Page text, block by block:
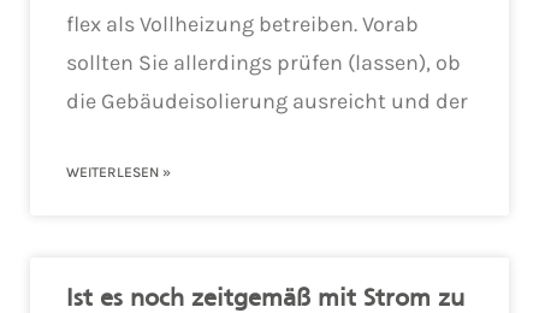
flex als Vollheizung betreiben. Vorab
sollten Sie allerdings prüfen (lassen), ob
die Gebäudeisolierung ausreicht und der
WEITERLESEN »
Ist es noch zeitgemäß mit Strom zu